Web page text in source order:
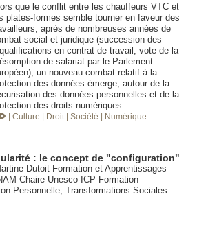
que le conflit entre les chauffeurs VTC et
plates-formes semble tourner en faveur des
après de nombreuses années de
social et juridique (succession des
en contrat de travail, vote de la
de salariat par le Parlement
un nouveau combat relatif à la
des données émerge, autour de la
des données personnelles et de la
des droits numériques.
| Culture | Droit | Société | Numérique
: le concept de "configuration"
Dutoit Formation et Apprentissages
Chaire Unesco-ICP Formation
Personnelle, Transformations Sociales